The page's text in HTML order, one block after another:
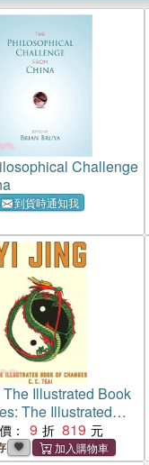
Challenge
到貨時通知我
Illustrated Book
The Illustrated
： 9 819